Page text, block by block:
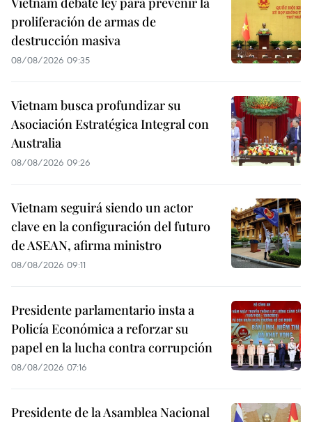
proliferación de armas de
destrucción masiva
08/08/2026 09:35
Vietnam busca profundizar su
Asociación Estratégica Integral con
Australia
08/08/2026 09:26
Vietnam seguirá siendo un actor
clave en la configuración del futuro
de ASEAN, afirma ministro
08/08/2026 09:11
Presidente parlamentario insta a
Policía Económica a reforzar su
papel en la lucha contra corrupción
08/08/2026 07:16
Presidente de la Asamblea Nacional